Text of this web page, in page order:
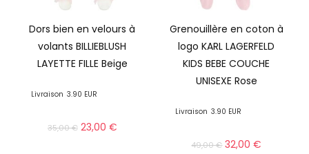
Dors bien en velours à
volants BILLIEBLUSH
LAYETTE FILLE Beige
Livraison 3.90 EUR
35,00€ 23,00 €
Grenouillère en coton à
logo KARL LAGERFELD
KIDS BEBE COUCHE
UNISEXE Rose
Livraison 3.90 EUR
49,00€ 32,00€